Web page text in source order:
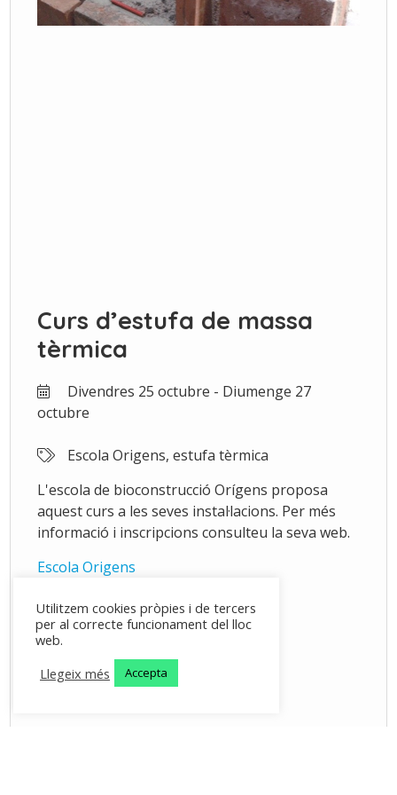
Curs d’estufa de massa
tèrmica
Divendres 25 octubre - Diumenge 27
octubre
Escola Origens, estufa tèrmica
L'escola de bioconstrucció Orígens proposa
aquest curs a les seves instal·lacions. Per més
informació i inscripcions consulteu la seva web.
Escola Origens
Utilitzem cookies pròpies i de tercers
per al correcte funcionament del lloc
web.
Llegeix més
Accepta